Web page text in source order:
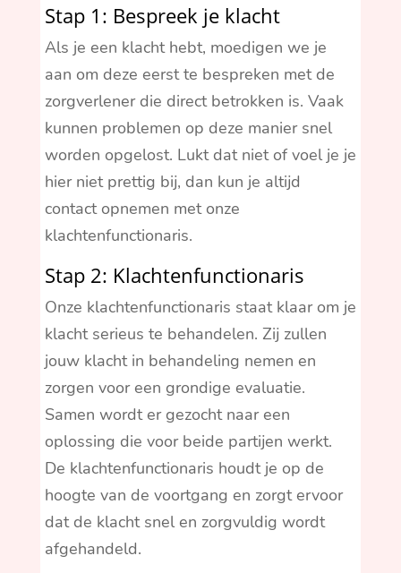
Stap 1: Bespreek je klacht
Als je een klacht hebt, moedigen we je
aan om deze eerst te bespreken met de
zorgverlener die direct betrokken is. Vaak
kunnen problemen op deze manier snel
worden opgelost. Lukt dat niet of voel je je
hier niet prettig bij, dan kun je altijd
contact opnemen met onze
klachtenfunctionaris.
Stap 2: Klachtenfunctionaris
Onze klachtenfunctionaris staat klaar om je
klacht serieus te behandelen. Zij zullen
jouw klacht in behandeling nemen en
zorgen voor een grondige evaluatie.
Samen wordt er gezocht naar een
oplossing die voor beide partijen werkt.
De klachtenfunctionaris houdt je op de
hoogte van de voortgang en zorgt ervoor
dat de klacht snel en zorgvuldig wordt
afgehandeld.